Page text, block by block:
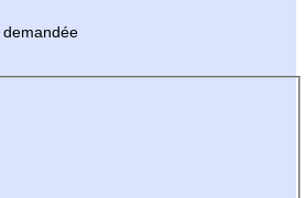
demandée